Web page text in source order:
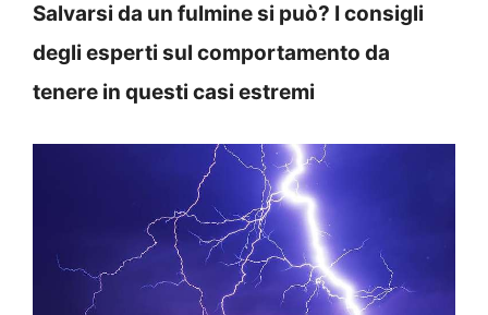
Salvarsi da un fulmine si può? I consigli
degli esperti sul comportamento da
tenere in questi casi estremi